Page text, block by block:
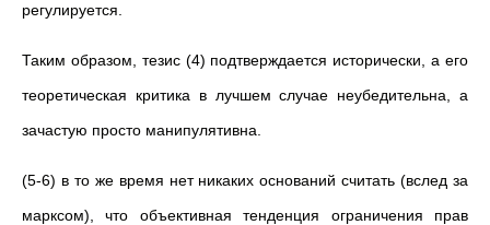
регулируется.
Таким образом, тезис (4) подтверждается исторически, а его
теоретическая критика в лучшем случае неубедительна, а
зачастую просто манипулятивна.
(5-6) в то же время нет никаких оснований считать (вслед за
марксом), что объективная тенденция ограничения прав